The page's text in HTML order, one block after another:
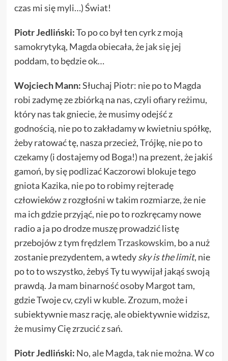
czas mi się myli…) Świat!
Piotr Jedliński:To po co był ten cyrk z moją
samokrytyką, Magda obiecała, że jak się jej
poddam, to będzie ok…
Wojciech Mann:Słuchaj Piotr: nie po to Magda
robi zadymę ze zbiórką na nas, czyli ofiary reżimu,
który nas tak gniecie, że musimy odejść z
godnością, nie po to zakładamy w kwietniu spółkę,
żeby ratować tę, nasza przecież, Trójkę, nie po to
czekamy (i dostajemy od Boga!) na prezent, że jakiś
gamoń, by się podlizać Kaczorowi blokuje tego
gniota Kazika, nie po to robimy rejteradę
człowieków z rozgłośni w takim rozmiarze, że nie
ma ich gdzie przyjąć, nie po to rozkręcamy nowe
radio a ja po drodze muszę prowadzić listę
przebojów z tymfrędzlem Trzaskowskim, bo a nuż
zostanie prezydentem, a wtedysky is the limit, nie
po to to wszystko, żebyś Ty tu wywijał jakąś swoją
prawdą. Ja mam binarność osoby Margot tam,
gdzie Twoje cv, czyli w kuble. Zrozum, może i
subiektywnie masz rację, ale obiektywnie widzisz,
że musimy Cię zrzucić z sań.
Piotr Jedliński: No, ale Magda, tak nie można. W co